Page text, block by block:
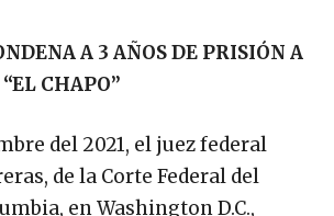
A 3 AÑOS DE PRISIÓN A
CHAPO”
del 2021, el juez federal
de la Corte Federal del
en Washington D.C.,